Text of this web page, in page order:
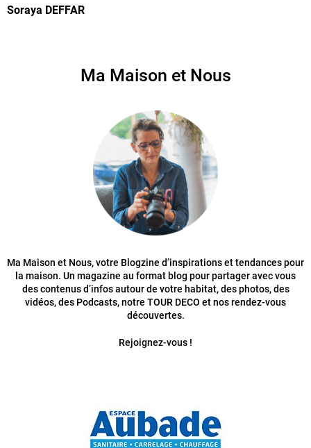
Soraya DEFFAR
Ma Maison et Nous
Ma Maison et Nous, votre Blogzine d’inspirations et tendances pour
la maison. Un magazine au format blog pour partager avec vous
des contenus d’infos autour de votre habitat, des photos, des
vidéos, des Podcasts, notre TOUR DECO et nos rendez-vous
découvertes.
Rejoignez-vous !